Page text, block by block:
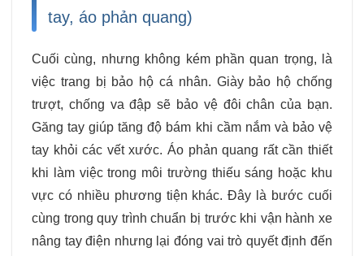
tay, áo phản quang)
Cuối cùng, nhưng không kém phần quan trọng, là
việc trang bị bảo hộ cá nhân. Giày bảo hộ chống
trượt, chống va đập sẽ bảo vệ đôi chân của bạn.
Găng tay giúp tăng độ bám khi cầm nắm và bảo vệ
tay khỏi các vết xước. Áo phản quang rất cần thiết
khi làm việc trong môi trường thiếu sáng hoặc khu
vực có nhiều phương tiện khác. Đây là bước cuối
cùng trong quy trình chuẩn bị trước khi vận hành xe
nâng tay điện nhưng lại đóng vai trò quyết định đến